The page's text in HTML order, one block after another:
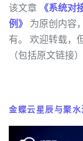
该文章 《系统
例》 为原创内容
有。 欢迎转载，
（包括原文链接
金蝶云星辰与聚水